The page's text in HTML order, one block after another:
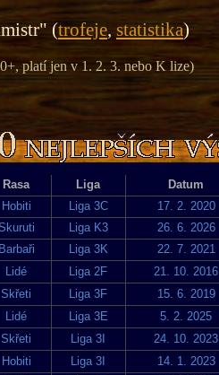
(trofeje, statistika)
platí jen v 1. 2. 3. nebo K lize)
Rasa Liga Datum
Hobiti Liga 3C 17. 2. 2020
Liga K3 26. 6. 2026
Barbaři Liga 3K 22. 7. 2021
Lidé Liga 2F 21. 10. 2016
Skřeti Liga 3F 15. 6. 2019
Lidé Liga 3E 5. 2. 2025
Skřeti Liga 3I 24. 10. 2023
Hobiti Liga 3I 14. 1. 2023